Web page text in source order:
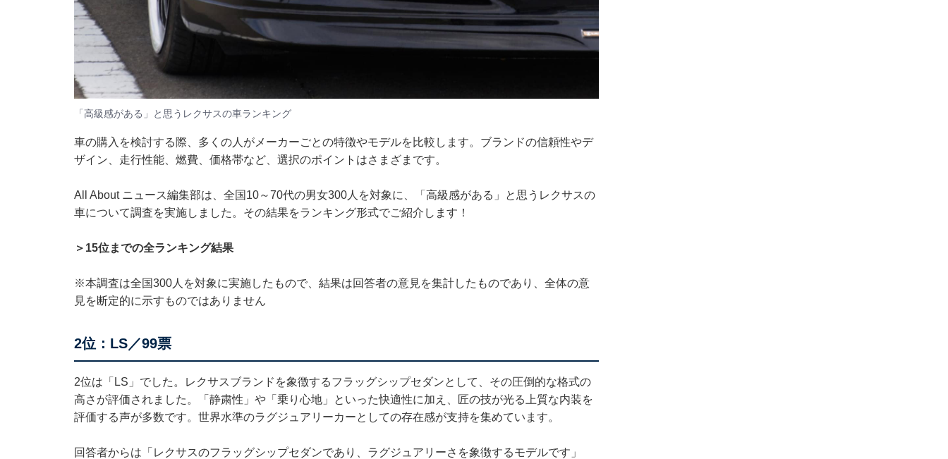
「高級感がある」と思うレクサスの車ランキング
車の購入を検討する際、多くの人がメーカーごとの特徴やモデルを比較します。ブランドの信頼性やデ
ザイン、走行性能、燃費、価格帯など、選択のポイントはさまざまです。
All About ニュース編集部は、全国10～70代の男女300人を対象に、「高級感がある」と思うレクサスの
車について調査を実施しました。その結果をランキング形式でご紹介します！
＞15位までの全ランキング結果
※本調査は全国300人を対象に実施したもので、結果は回答者の意見を集計したものであり、全体の意
見を断定的に示すものではありません
2位：LS／99票
2位は「LS」でした。レクサスブランドを象徴するフラッグシップセダンとして、その圧倒的な格式の
高さが評価されました。「静粛性」や「乗り心地」といった快適性に加え、匠の技が光る上質な内装を
評価する声が多数です。世界水準のラグジュアリーカーとしての存在感が支持を集めています。
回答者からは「レクサスのフラッグシップセダンであり、ラグジュアリーさを象徴するモデルです」